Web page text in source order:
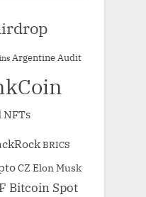
ArgentineAudit
NFTs
BRICS
CZ Elon Musk
Bitcoin Spot